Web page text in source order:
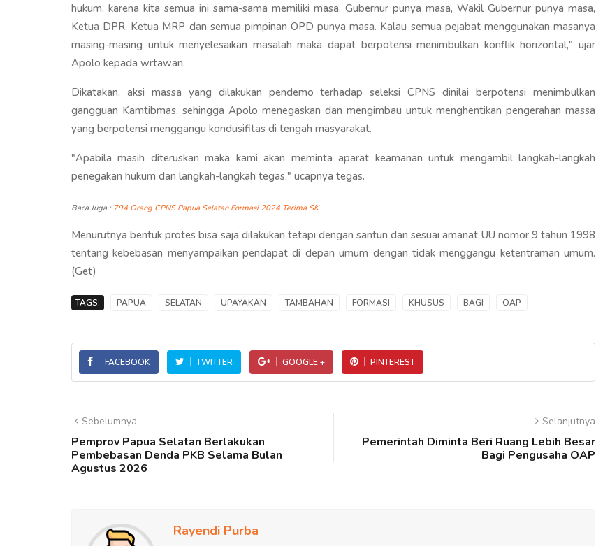
hukum, karena kita semua ini sama-sama memiliki masa. Gubernur punya masa, Wakil Gubernur punya masa,
Ketua DPR, Ketua MRP dan semua pimpinan OPD punya masa. Kalau semua pejabat menggunakan masanya
masing-masing untuk menyelesaikan masalah maka dapat berpotensi menimbulkan konflik horizontal," ujar
Apolo kepada wrtawan.
Dikatakan, aksi massa yang dilakukan pendemo terhadap seleksi CPNS dinilai berpotensi menimbulkan
gangguan Kamtibmas, sehingga Apolo menegaskan dan mengimbau untuk menghentikan pengerahan massa
yang berpotensi menggangu kondusifitas di tengah masyarakat.
"Apabila masih diteruskan maka kami akan meminta aparat keamanan untuk mengambil langkah-langkah
penegakan hukum dan langkah-langkah tegas," ucapnya tegas.
Baca Juga : 794 Orang CPNS Papua Selatan Formasi 2024 Terima SK
Menurutnya bentuk protes bisa saja dilakukan tetapi dengan santun dan sesuai amanat UU nomor 9 tahun 1998
tentang kebebasan menyampaikan pendapat di depan umum dengan tidak menggangu ketentraman umum.
(Get)
TAGS: PAPUA SELATAN UPAYAKAN TAMBAHAN FORMASI KHUSUS BAGI OAP
FACEBOOK TWITTER GOOGLE + PINTEREST
Sebelumnya
Pemprov Papua Selatan Berlakukan
Pembebasan Denda PKB Selama Bulan
Agustus 2026
Selanjutnya
Pemerintah Diminta Beri Ruang Lebih Besar
Bagi Pengusaha OAP
Rayendi Purba